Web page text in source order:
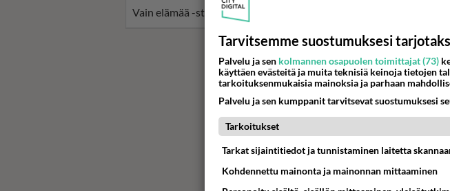
Vain elämää -starttaa syksyn iloksi. Mukana tällä kaudella myös
Tarvitsemme suostumuksesi
Palvelu ja sen kolmannen osapuolen toimittajat (73)
käyttäen evästeitä ja muita teknisiä keinoja tietojen
tarkoituksenmukaisia mainoksia ja parhaan
Palvelu ja sen kumppanit tarvitsevat suostumuksesi
Tarkoitukset
Tarkat sijaintitiedot ja tunnistaminen laitetta
Kohdennettu mainonta ja mainonnan mittaaminen